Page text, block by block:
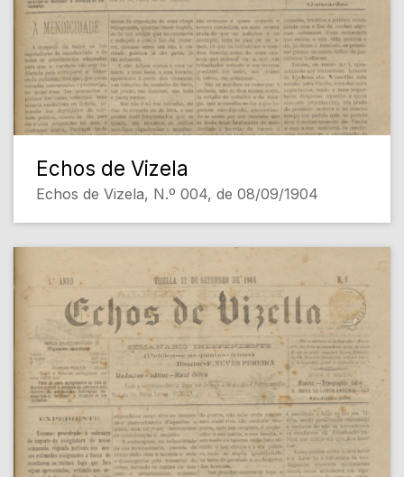
Echos de Vizela
Echos de Vizela, N.º 004, de 08/09/1904